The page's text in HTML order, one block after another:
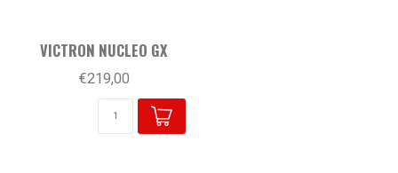
VICTRON NUCLEO GX
€219,00